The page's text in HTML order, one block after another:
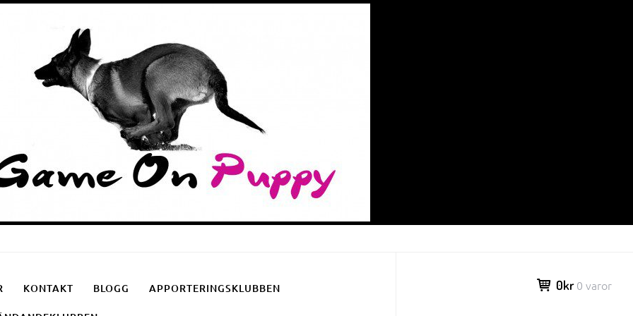
KONTAKT BLOGG APPORTERINGSKLUBBEN 0kr 0 varor